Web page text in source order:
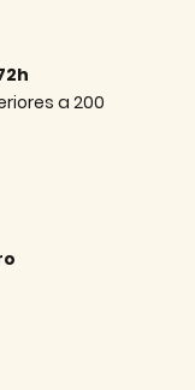
a 200